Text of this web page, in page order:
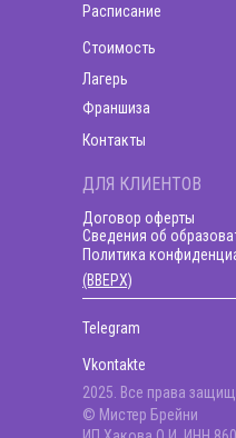
© Мистер Брейни
2025. Все права
(ВВЕРХ)
ДЛЯ КЛИЕНТОВ
Расписание
Стоимость
Лагерь
Франшиза
Договор оферты
Политика
Сведения об
Telegram
Vkontakte
Контакты